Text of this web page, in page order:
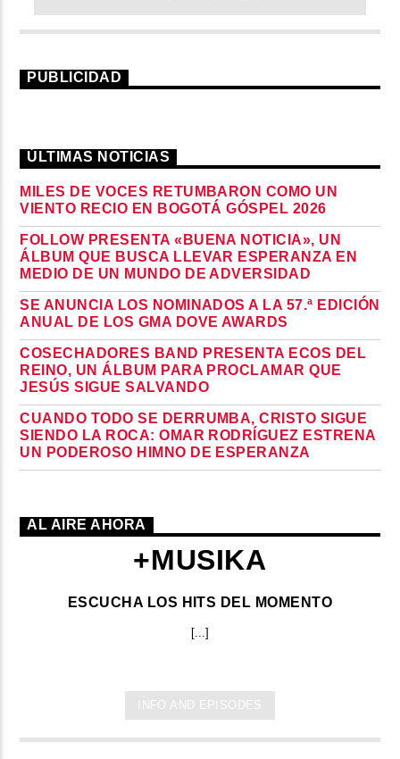
PUBLICIDAD
ÚLTIMAS NOTICIAS
MILES DE VOCES RETUMBARON COMO UN
VIENTO RECIO EN BOGOTÁ GÓSPEL 2026
FOLLOW PRESENTA «BUENA NOTICIA», UN
ÁLBUM QUE BUSCA LLEVAR ESPERANZA EN
MEDIO DE UN MUNDO DE ADVERSIDAD
SE ANUNCIA LOS NOMINADOS A LA 57.ª EDICIÓN
ANUAL DE LOS GMA DOVE AWARDS
COSECHADORES BAND PRESENTA ECOS DEL
REINO, UN ÁLBUM PARA PROCLAMAR QUE
JESÚS SIGUE SALVANDO
CUANDO TODO SE DERRUMBA, CRISTO SIGUE
SIENDO LA ROCA: OMAR RODRÍGUEZ ESTRENA
UN PODEROSO HIMNO DE ESPERANZA
AL AIRE AHORA
+MUSIKA
ESCUCHA LOS HITS DEL MOMENTO
[...]
INFO AND EPISODES